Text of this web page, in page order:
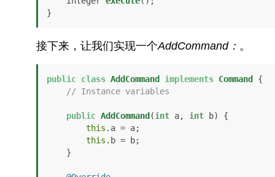
}
接下来，让我们实现一个AddCommand： 。
public class AddCommand implements Command
{
// Instance variables
public AddCommand (int a, int b)
{
this .a = a;
this .b = b;